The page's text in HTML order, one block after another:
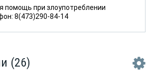
помощь при злоупотреблении
8(473)290-84-14
(26)